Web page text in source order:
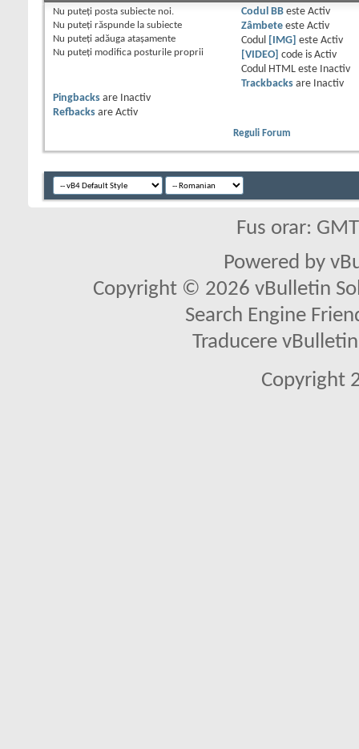
Nu puteţi posta subiecte noi.
Nu puteţi răspunde la subiecte
Nu puteţi adăuga ataşamente
Nu puteţi modifica posturile proprii
Codul BBeste Activ
Zâmbeteeste Activ
Codul
[IMG] este Activ
[VIDEO] code is Activ
Codul HTML este
Inactiv
Trackbacksare
Inactiv
Pingbacks are
Inactiv
Refbacks are Activ
Reguli Forum
Fus orar:
Powered by
Copyright © 2026 vBulletin
Search Engine
Traducere
Copyright